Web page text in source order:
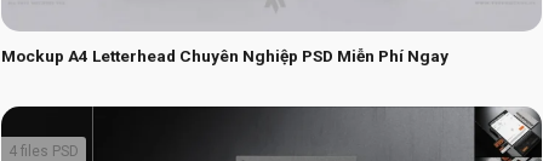
Mockup A4 Letterhead Chuyên Nghiệp PSD Miễn Phí Ngay
4 files PSD